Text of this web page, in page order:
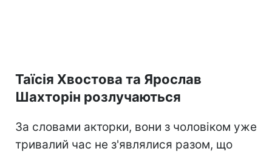
Таїсія Хвостова та Ярослав
Шахторін розлучаються
За словами акторки, вони з чоловіком уже
тривалий час не з'являлися разом, що